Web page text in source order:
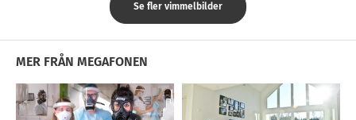
Se fler vimmelbilder
MER FRÅN MEGAFONEN